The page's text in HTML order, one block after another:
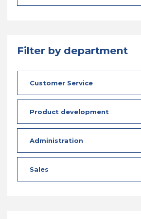
Filter by department
Customer Service
Product development
Administration
Sales